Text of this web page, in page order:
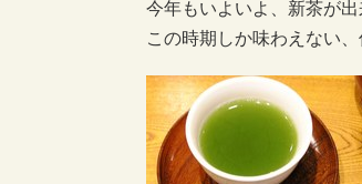
今年もいよいよ、新茶が
この時期しか味わえない